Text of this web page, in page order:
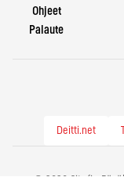
Ohjeet
Palaute
Deitti.net